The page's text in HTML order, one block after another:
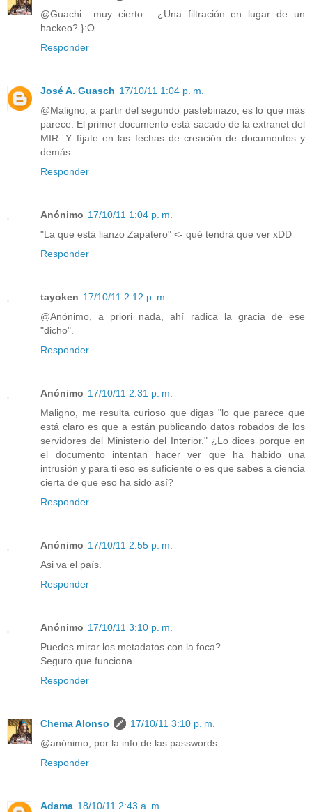
@Guachi.. muy cierto... ¿Una filtración en lugar de un
hackeo? }:O
Responder
José A. Guasch 17/10/11 1:04 p. m.
@Maligno, a partir del segundo pastebinazo, es lo que más
parece. El primer documento está sacado de la extranet del
MIR. Y fíjate en las fechas de creación de documentos y
demás...
Responder
Anónimo 17/10/11 1:04 p. m.
"La que está lianzo Zapatero" <- qué tendrá que ver xDD
Responder
tayoken 17/10/11 2:12 p. m.
@Anónimo, a priori nada, ahí radica la gracia de ese
"dicho".
Responder
Anónimo 17/10/11 2:31 p. m.
Maligno, me resulta curioso que digas "lo que parece que
está claro es que a están publicando datos robados de los
servidores del Ministerio del Interior." ¿Lo dices porque en
el documento intentan hacer ver que ha habido una
intrusión y para ti eso es suficiente o es que sabes a ciencia
cierta de que eso ha sido así?
Responder
Anónimo 17/10/11 2:55 p. m.
Asi va el país.
Responder
Anónimo 17/10/11 3:10 p. m.
Puedes mirar los metadatos con la foca?
Seguro que funciona.
Responder
Chema Alonso
17/10/11 3:10 p. m.
@anónimo, por la info de las passwords....
Responder
Adama 18/10/11 2:43 a. m.